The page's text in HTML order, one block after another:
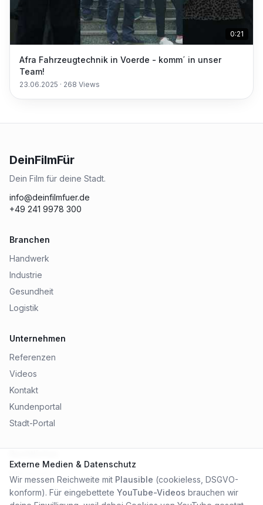
0:21
Afra Fahrzeugtechnik in Voerde - komm´ in unser
Team!
23.06.2025 · 268 Views
DeinFilmFür
Dein Film für deine Stadt.
info@deinfilmfuer.de
+49 241 9978 300
Branchen
Handwerk
Industrie
Gesundheit
Logistik
Unternehmen
Referenzen
Videos
Kontakt
Kundenportal
Stadt-Portal
Datenschutz
Externe Medien & Datenschutz
Wir messen Reichweite mit Plausible (cookieless, DSGVO-
konform). Für eingebettete YouTube-Videos brauchen wir